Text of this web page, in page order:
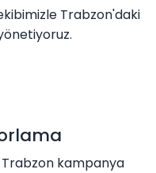
Trabzon'daki
kampanya